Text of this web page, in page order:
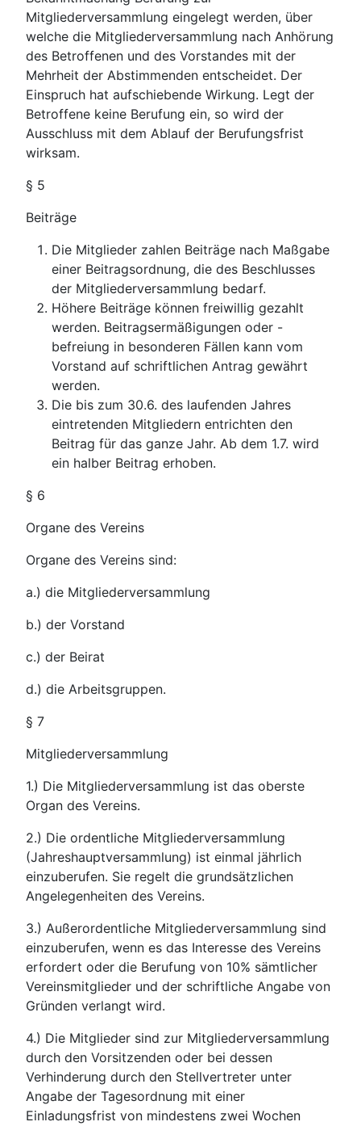
Mitgliederversammlung eingelegt werden, über
welche die Mitgliederversammlung nach Anhörung
des Betroffenen und des Vorstandes mit der
Mehrheit der Abstimmenden entscheidet. Der
Einspruch hat aufschiebende Wirkung. Legt der
Betroffene keine Berufung ein, so wird der
Ausschluss mit dem Ablauf der Berufungsfrist
wirksam.
§ 5
Beiträge
Die Mitglieder zahlen Beiträge nach Maßgabe
einer Beitragsordnung, die des Beschlusses
der Mitgliederversammlung bedarf.
Höhere Beiträge können freiwillig gezahlt
werden. Beitragsermäßigungen oder -
befreiung in besonderen Fällen kann vom
Vorstand auf schriftlichen Antrag gewährt
werden.
Die bis zum 30.6. des laufenden Jahres
eintretenden Mitgliedern entrichten den
Beitrag für das ganze Jahr. Ab dem 1.7. wird
ein halber Beitrag erhoben.
§ 6
Organe des Vereins
Organe des Vereins sind:
a.) die Mitgliederversammlung
b.) der Vorstand
c.) der Beirat
d.) die Arbeitsgruppen.
§ 7
Mitgliederversammlung
1.) Die Mitgliederversammlung ist das oberste
Organ des Vereins.
2.) Die ordentliche Mitgliederversammlung
(Jahreshauptversammlung) ist einmal jährlich
einzuberufen. Sie regelt die grundsätzlichen
Angelegenheiten des Vereins.
3.) Außerordentliche Mitgliederversammlung sind
einzuberufen, wenn es das Interesse des Vereins
erfordert oder die Berufung von 10% sämtlicher
Vereinsmitglieder und der schriftliche Angabe von
Gründen verlangt wird.
4.) Die Mitglieder sind zur Mitgliederversammlung
durch den Vorsitzenden oder bei dessen
Verhinderung durch den Stellvertreter unter
Angabe der Tagesordnung mit einer
Einladungsfrist von mindestens zwei Wochen